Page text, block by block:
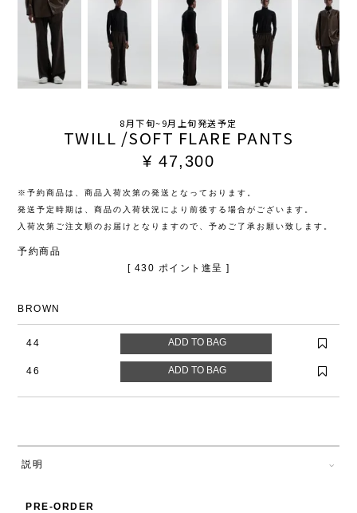
8月下旬~9月上旬発送予定
TWILL /SOFT FLARE PANTS
¥ 47,300
※予約商品は、商品入荷次第の発送となっております。
発送予定時期は、商品の入荷状況により前後する場合がございます。
入荷次第ご注文順のお届けとなりますので、予めご了承お願い致します。
予約商品
[ 430 ポイント進呈 ]
BROWN
44
46
説明
PRE-ORDER